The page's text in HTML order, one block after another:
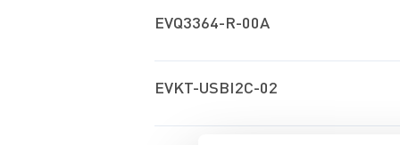
EVQ3364-R-00A
EVKT-USBI2C-02